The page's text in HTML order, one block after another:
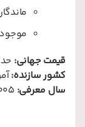
قیمت جهانی: حدود
کشور سازنده:
سال معرفی: